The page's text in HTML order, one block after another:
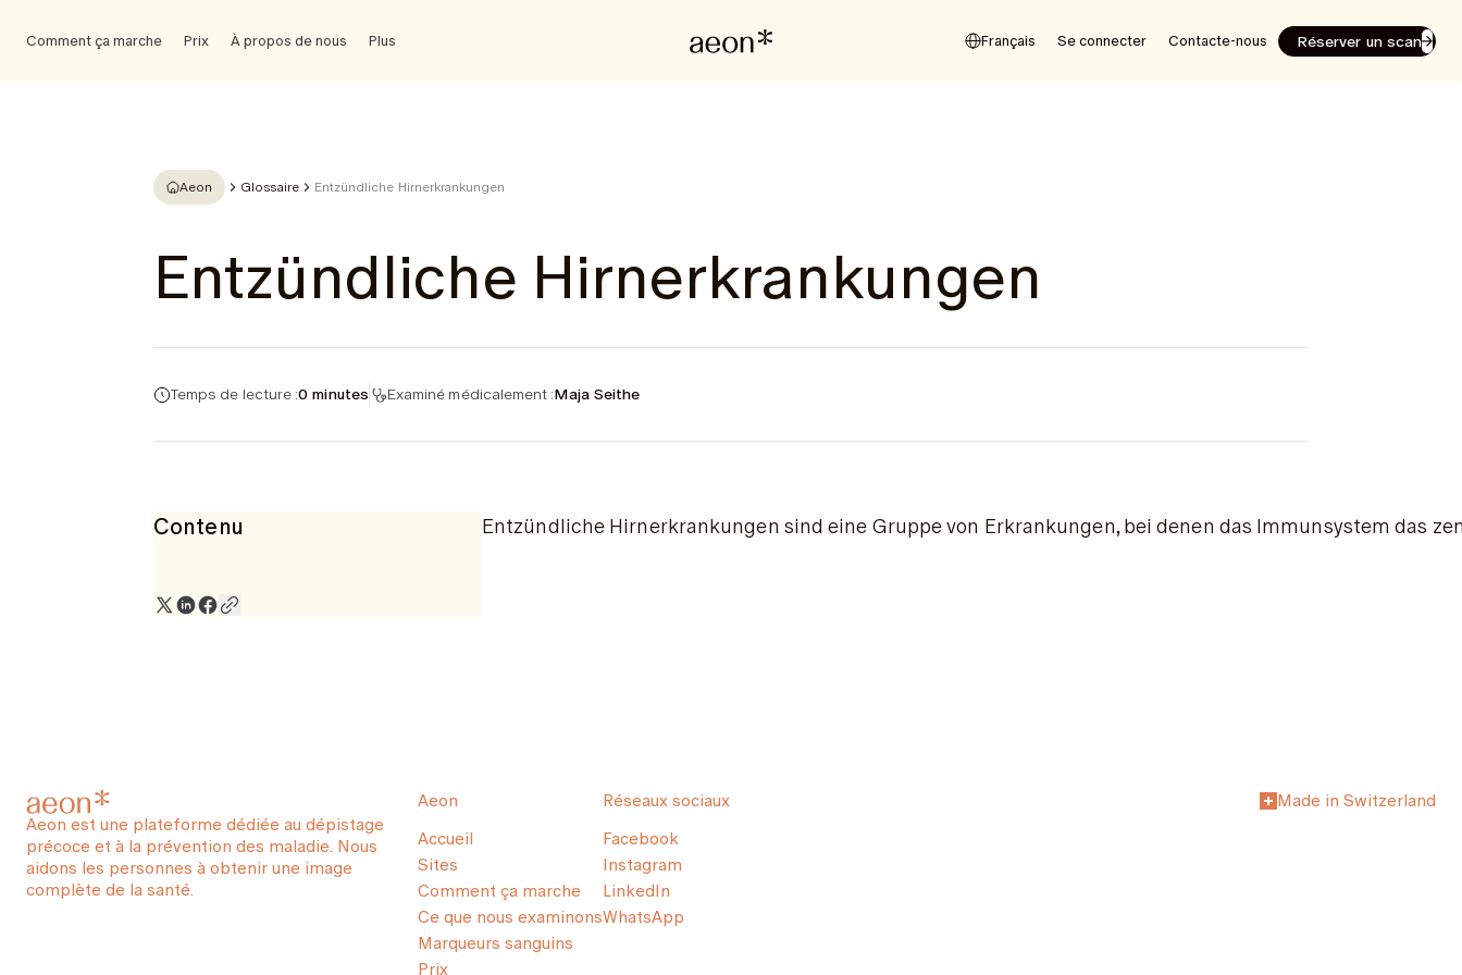
Comment ça marche Prix À propos de nous Plus Français Se connecter Contacte-nous Réserver un scan
Aeon Glossaire Entzündliche Hirnerkrankungen
Entzündliche Hirnerkrankungen
Temps de lecture :0 minutes Examiné médicalement :Maja Seithe
Contenu Entzündliche Hirnerkrankungen sind eine Gruppe von Erkrankungen, bei denen das Immunsystem das
Aeon est une plateforme dédiée au dépistage
précoce et à la prévention des maladie. Nous
aidons les personnes à obtenir une image
complète de la santé.
Aeon
Accueil
Sites
Comment ça marche
Ce que nous examinons
Marqueurs sanguins
Prix
Réseaux sociaux
Facebook
Instagram
LinkedIn
WhatsApp
Made in Switzerland